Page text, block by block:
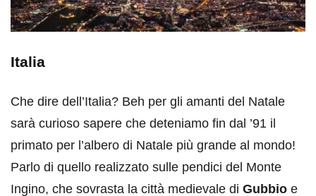
Italia
Che dire dell’Italia? Beh per gli amanti del Natale
sarà curioso sapere che deteniamo fin dal ’91 il
primato per l’albero di Natale più grande al mondo!
Parlo di quello realizzato sulle pendici del Monte
Ingino, che sovrasta la città medievale di Gubbio e